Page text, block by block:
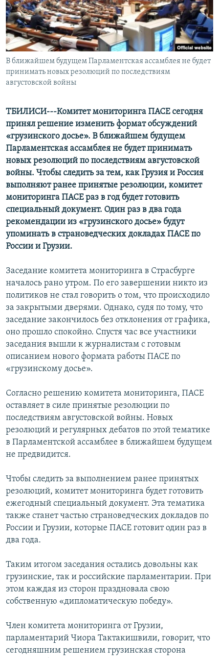
СПОРТ
МИР
БЛОГИ
ГОЛОСА
ЧИТАЕМ ПРЕССУ
АРХИВ РАДИОПРОГРАММЫ
Все сайты РСЕ/РС
В ближайшем будущем Парламентская ассамблея не будет
принимать новых резолюций по последствиям
августовской войны
ТБИЛИСИ---Комитет мониторинга ПАСЕ сегодня
принял решение изменить формат обсуждений
«грузинского досье». В ближайшем будущем
Парламентская ассамблея не будет принимать
новых резолюций по последствиям августовской
войны. Чтобы следить за тем, как Грузия и Россия
выполняют ранее принятые резолюции, комитет
мониторинга ПАСЕ раз в год будет готовить
специальный документ. Один раз в два года
рекомендации из «грузинского досье» будут
упоминать в страноведческих докладах ПАСЕ по
России и Грузии.
Заседание комитета мониторинга в Страсбурге
началось рано утром. По его завершении никто из
политиков не стал говорить о том, что происходило
за закрытыми дверями. Однако, судя по тому, что
заседание закончилось без отклонения от графика,
оно прошло спокойно. Спустя час все участники
заседания вышли к журналистам с готовым
описанием нового формата работы ПАСЕ по
«грузинскому досье».
Согласно решению комитета мониторинга, ПАСЕ
оставляет в силе принятые резолюции по
последствиям августовской войны. Новых
резолюций и регулярных дебатов по этой тематике
в Парламентской ассамблее в ближайшем будущем
не предвидится.
Чтобы следить за выполнением ранее принятых
резолюций, комитет мониторинга будет готовить
ежегодный специальный документ. Эта тематика
также станет частью страноведческих докладов по
России и Грузии, которые ПАСЕ готовит один раз в
два года.
Таким итогом заседания остались довольны как
грузинские, так и российские парламентарии. При
этом каждая из сторон праздновала свою
собственную «дипломатическую победу».
Член комитета мониторинга от Грузии,
парламентарий Чиора Тактакишвили, говорит, что
сегодняшним решением грузинская сторона